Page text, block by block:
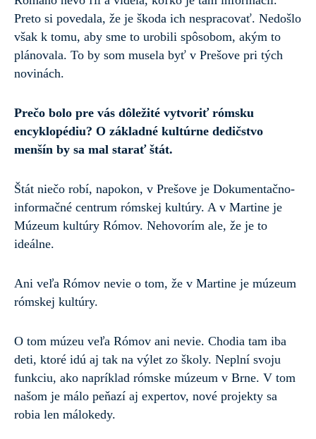
Preto si povedala, že je škoda ich nespracovať. Nedošlo
však k tomu, aby sme to urobili spôsobom, akým to
plánovala. To by som musela byť v Prešove pri tých
novinách.
Prečo bolo pre vás dôležité vytvoriť rómsku
encyklopédiu? O základné kultúrne dedičstvo
menšín by sa mal starať štát.
Štát niečo robí, napokon, v Prešove je Dokumentačno-
informačné centrum rómskej kultúry. A v Martine je
Múzeum kultúry Rómov. Nehovorím ale, že je to
ideálne.
Ani veľa Rómov nevie o tom, že v Martine je múzeum
rómskej kultúry.
O tom múzeu veľa Rómov ani nevie. Chodia tam iba
deti, ktoré idú aj tak na výlet zo školy. Neplní svoju
funkciu, ako napríklad rómske múzeum v Brne. V tom
našom je málo peňazí aj expertov, nové projekty sa
robia len málokedy.